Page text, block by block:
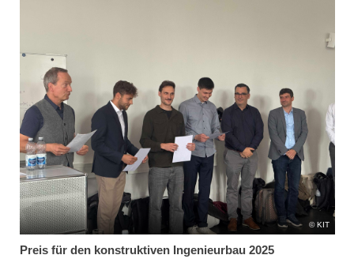
KIT
Preis für den konstruktiven Ingenieurbau 2025